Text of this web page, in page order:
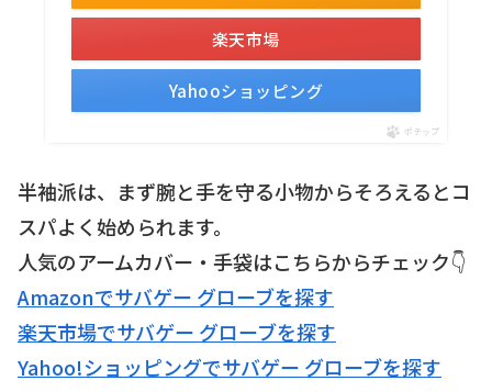
楽天市場
Yahooショッピング
ポチップ
半袖派は、まず腕と手を守る小物からそろえるとコ
スパよく始められます。
人気のアームカバー・手袋はこちらからチェック👇
Amazonでサバゲー グローブを探す
楽天市場でサバゲー グローブを探す
Yahoo!ショッピングでサバゲー グローブを探す